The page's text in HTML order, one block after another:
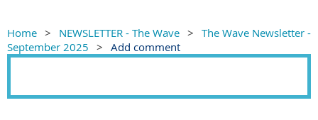
Home NEWSLETTER - The Wave
The Wave Newsletter -
September 2025
Add comment